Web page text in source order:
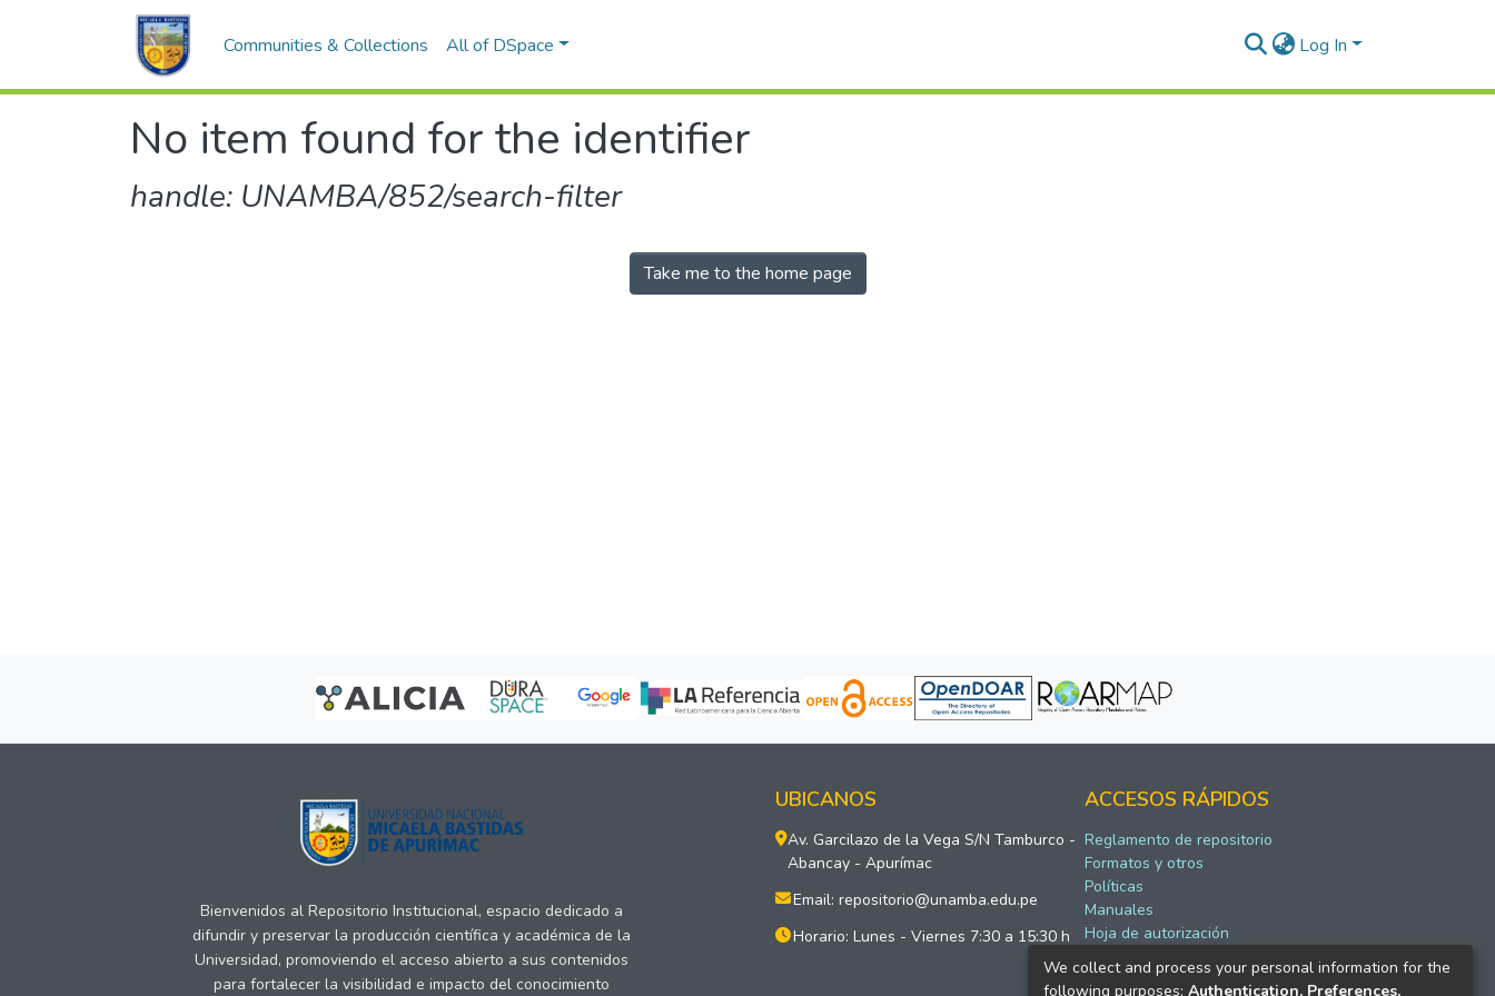
Communities & Collections All of DSpace Log In
No item found for the identifier
handle: UNAMBA/852/search-filter
Take me to the home page
Bienvenidos al Repositorio Institucional, espacio dedicado a
difundir y preservar la producción científica y académica de la
Universidad, promoviendo el acceso abierto a sus contenidos
para fortalecer la visibilidad e impacto del conocimiento
UBICANOS
Av. Garcilazo de la Vega S/N Tamburco -
Abancay - Apurímac
Email: repositorio@unamba.edu.pe
Horario: Lunes - Viernes 7:30 a 15:30 h
ACCESOS RÁPIDOS
Reglamento de repositorio
Formatos y otros
Políticas
Manuales
Hoja de autorización
We collect and process your personal information for the
following purposes: Authentication, Preferences,